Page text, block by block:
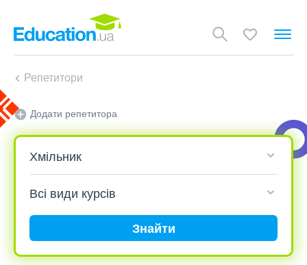
Репетитори
Додати репетитора
Знайти